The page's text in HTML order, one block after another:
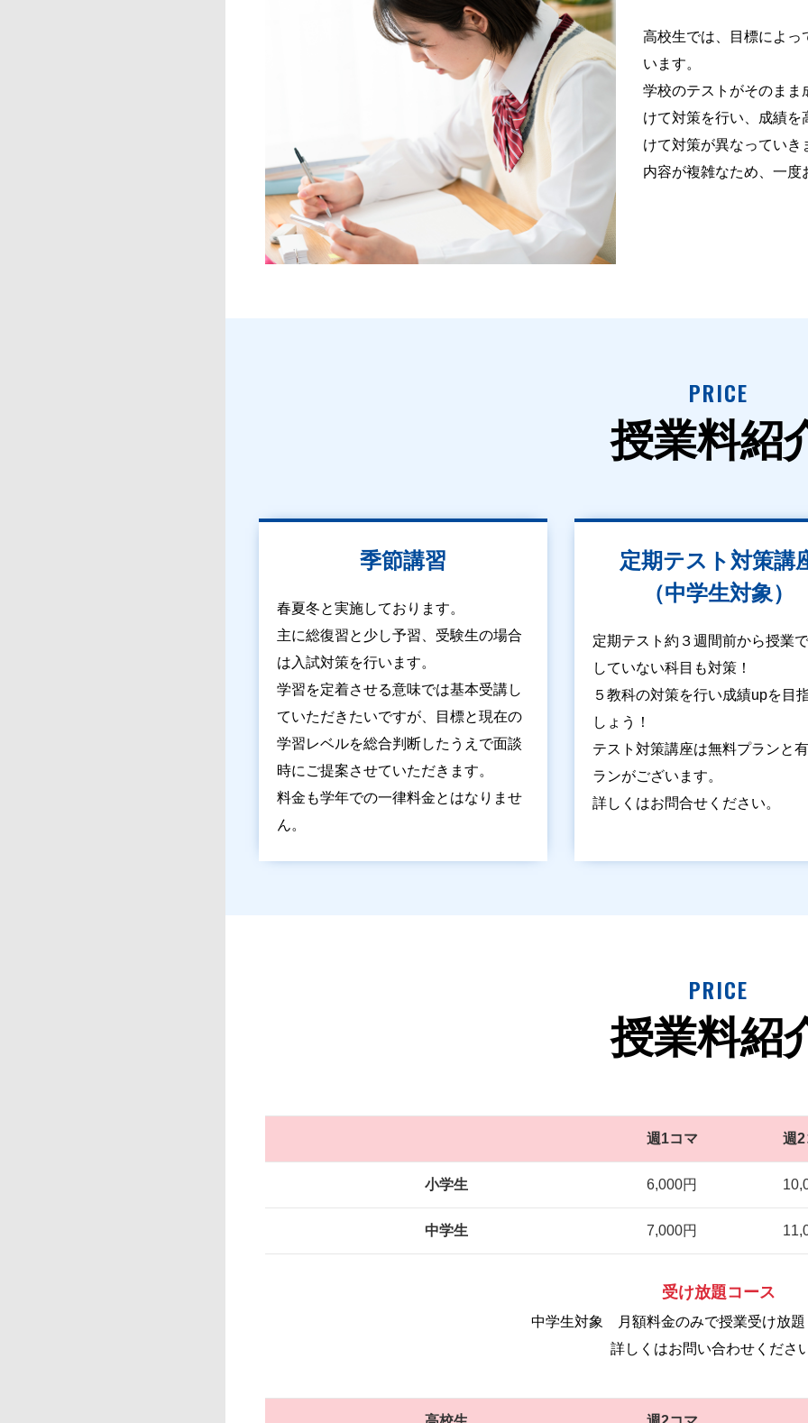
高校生では、目標によ
います。
学校のテストがそのま
けて対策を行い、成績
けて対策が異なっていき
内容が複雑なため、一度
授業料紹
PRICE
季節講習
春夏冬と実施しております。
主に総復習と少し予習、受験生の場合
は入試対策を行います。
学習を定着させる意味では基本受講し
ていただきたいですが、目標と現在の
学習レベルを総合判断したうえで面談
時にご提案させていただきます。
料金も学年での一律料金とはなりませ
ん。
定期テスト対策講
（中学生対象）
定期テスト約３週間前から授業
していない科目も対策！
５教科の対策を行い成績upを目
しょう！
テスト対策講座は無料プランと
ランがございます。
詳しくはお問合せください。
授業料紹
PRICE
週1コマ 週2
小学生 6,000円
中学生 7,000円
受け放題コース
中学生対象 月額料金のみで授業受け放題
詳しくはお問い合わせくださ